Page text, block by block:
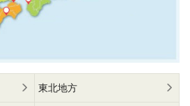
東北地方